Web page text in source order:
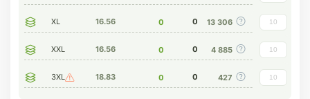
XL 16.56 0 0 13 306
XXL 16.56 0 0 4 885
3XL 18.83 0 0 427